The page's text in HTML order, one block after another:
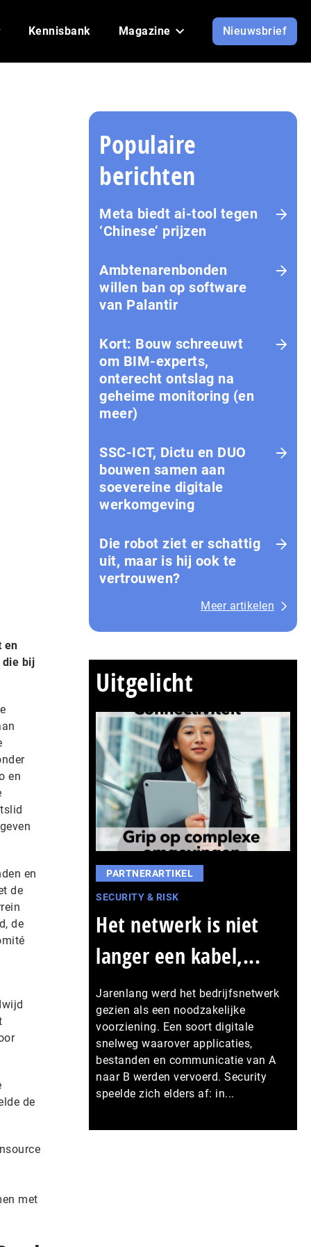
Kennisbank Magazine Nieuwsbrief
en
die bij
en
en
de
de
de
met
Populaire
berichten
Meta biedt ai-tool tegen
‘Chinese’ prijzen
Ambtenarenbonden
willen ban op software
van Palantir
Kort: Bouw schreeuwt
om BIM-experts,
onterecht ontslag na
geheime monitoring (en
meer)
SSC-ICT, Dictu en DUO
bouwen samen aan
soevereine digitale
werkomgeving
Die robot ziet er schattig
uit, maar is hij ook te
vertrouwen?
Meer artikelen
Uitgelicht
PARTNERARTIKEL
SECURITY & RISK
Het netwerk is niet
langer een kabel,...
Jarenlang werd het bedrijfsnetwerk
gezien als een noodzakelijke
voorziening. Een soort digitale
snelweg waarover applicaties,
bestanden en communicatie van A
naar B werden vervoerd. Security
speelde zich elders af: in...